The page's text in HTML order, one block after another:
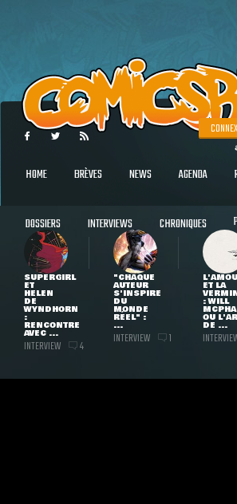
HOME BRÈVES NEWS AGENDA
DOSSIERS INTERVIEWS CHRONIQUES
SUPERGIRL
ET
HELEN
DE
WYNDHORN
:
RENCONTRE
AVEC ...
INTERVIEW 4
"CHAQUE
AUTEUR
S'INSPIRE
DU
MONDE
RÉEL" :
...
INTERVIEW 1
ET LA
: WILL
OU
DE ...